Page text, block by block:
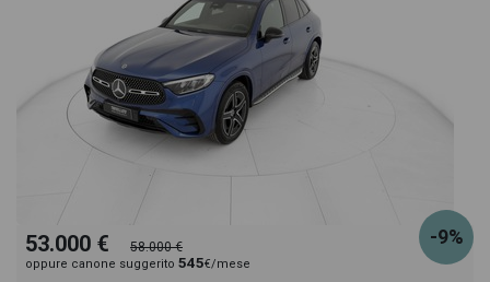
-9%
53.000 € 58.000 €
oppure canone suggerito 545€/mese